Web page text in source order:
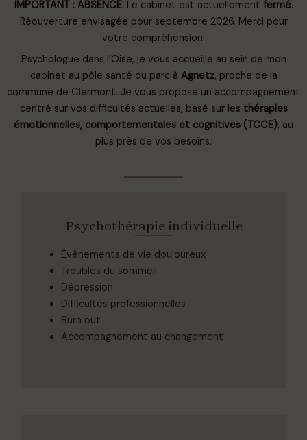
IMPORTANT : ABSENCE.Le cabinet est actuellement fermé.
Réouverture envisagée pour septembre 2026. Merci pour
votre compréhension.
Psychologue dans l’Oise, je vous accueille au sein de mon
cabinet au pôle santé du parc à Agnetz, proche de la
commune de Clermont. Je vous propose un accompagnement
centré sur vos difficultés actuelles, basé sur les thérapies
émotionnelles, comportementales et cognitives (TCCE), au
plus près de vos besoins.
Psychothérapie individuelle
Évènements de vie douloureux
Troubles du sommeil
Dépression
Difficultés professionnelles
Burn out
Accompagnement au changement